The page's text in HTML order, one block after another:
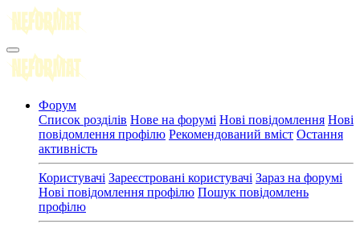
Форум
Список розділів Нове на форумі Нові повідомлення Нові
повідомлення профілю Рекомендований вміст Остання
активність
Користувачі Зареєстровані користувачі Зараз на форумі
Нові повідомлення профілю Пошук повідомлень
профілю